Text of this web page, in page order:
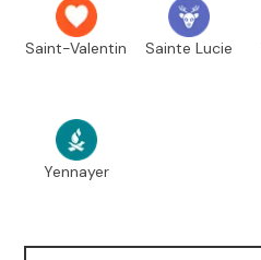
Saint-Valentin Sainte Lucie
Yennayer